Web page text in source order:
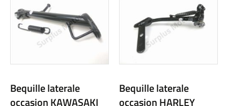
Bequille laterale
occasion KAWASAKI
Bequille laterale
occasion HARLEY